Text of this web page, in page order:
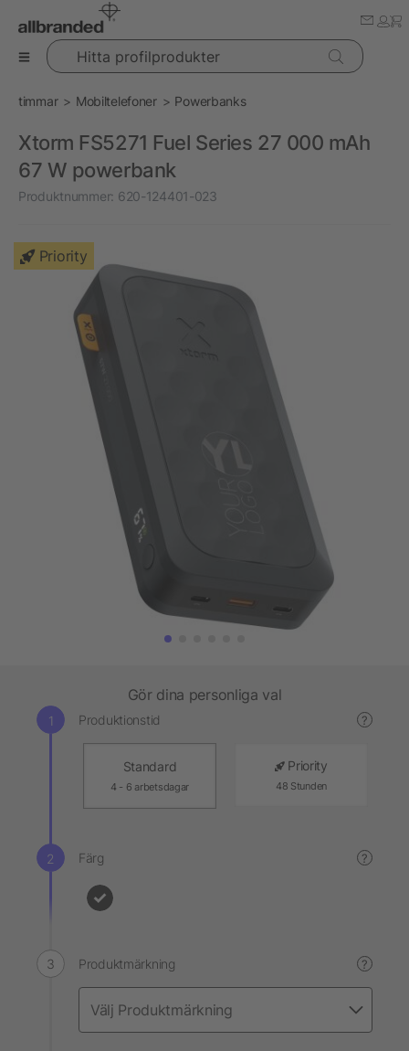
Hitta profilprodukter
timmar Mobiltelefoner Powerbanks
Xtorm FS5271 Fuel Series 27 000 mAh
67 W powerbank
Produktnummer: 620-124401-023
Priority
Gör dina personliga val
Produktionstid ?
Standard
4 - 6 arbetsdagar
Priority
48 Stunden
Färg ?
Produktmärkning ?